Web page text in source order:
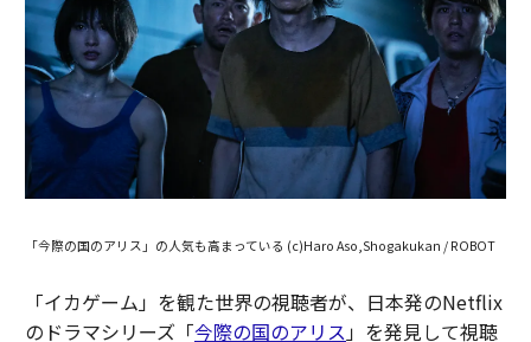
「今際の国のアリス」の人気も高まっている (c)Haro Aso,Shogakukan / ROBOT
「イカゲーム」を観た世界の視聴者が、日本発のNetflix
のドラマシリーズ「今際の国のアリス 」を発見して視聴